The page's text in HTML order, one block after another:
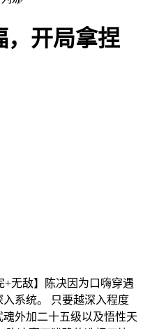
，开局拿捏
+无敌】陈决因为口嗨穿遇
系统。 只要越深入程度
外加二十五级以及悟性天